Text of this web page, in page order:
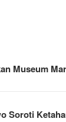
Museum
Soroti